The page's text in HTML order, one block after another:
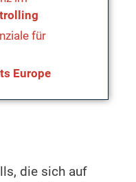
für
Europe
die sich auf